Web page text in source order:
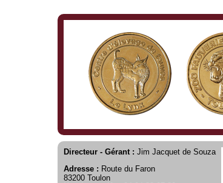
Directeur - Gérant : Jim Jacquet de Souza
Adresse : Route du Faron
83200 Toulon